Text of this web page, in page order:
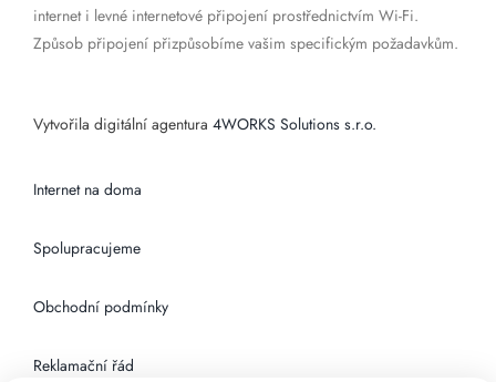
internet i levné internetové připojení prostřednictvím Wi-Fi.
Způsob připojení přizpůsobíme vašim specifickým požadavkům.
Vytvořila digitální agentura 4WORKS Solutions s.r.o.
Internet na doma
Spolupracujeme
Obchodní podmínky
Reklamační řád